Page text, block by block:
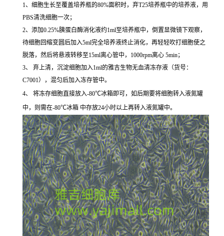
1、细胞生长至覆盖培养瓶的80%面积时，弃T25培养瓶中的培养液，用
PBS清洗细胞一次；
2、添加0.25%胰蛋白酶消化液约1ml至培养瓶中，倒置显微镜下观察，
待细胞回缩变圆后加入5ml完全培养液终止消化，再轻轻吹打细胞使之
脱落，然后将悬液转移至15ml离心管中，1000rpm离心 5min；
3、 弃上清，沉淀细胞加入1ml的雅吉生物无血清冻存液（货号：
C7001），混匀后加入冻存管中。
4、 将冻存细胞直接放入-80℃冰箱即可，如后期要将细胞转入液氮罐
中，则需在-80℃冰箱 中存放24小时以上再转入液氮罐中。